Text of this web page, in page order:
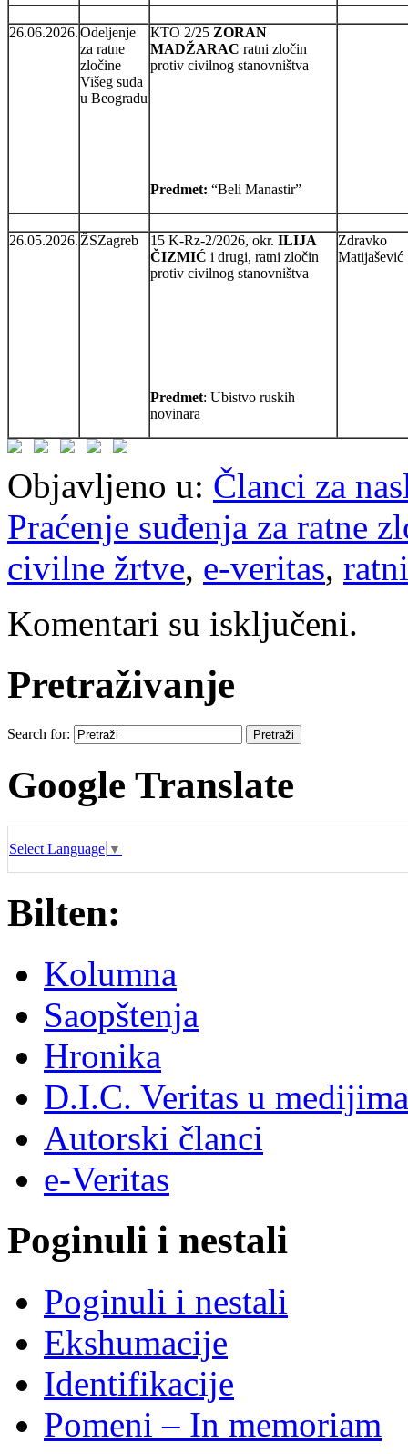
26.06.2026.Odeljenje
za ratne
zločine
Višeg suda
u Beogradu
КТО 2/25 ZORAN
MADŽARAC ratni zločin
protiv civilnog stanovništva
Predmet: “Beli Manastir”
26.05.2026. ŽSZagreb 15 K-Rz-2/2026, okr. ILIJA
ČIZMIĆ i drugi, ratni zločin
protiv civilnog stanovništva
Predmet: Ubistvo ruskih
novinara
Zdravko
Matijašević
Objavljeno u: Članci za
Praćenje suđenja za ratne
civilne žrtve, e-veritas,
Komentari su isključeni.
Pretraživanje
Search for:
Google Translate
Select Language ▼
Bilten:
Kolumna
Saopštenja
Hronika
D.I.C. Veritas u medijima
Autorski članci
e-Veritas
Poginuli i nestali
Poginuli i nestali
Ekshumacije
Identifikacije
Pomeni – In memoriam